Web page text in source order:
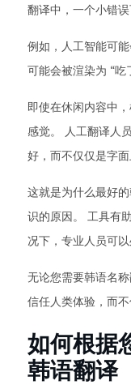
翻译中，一个小错误
例如，人工智能可
可能会被渲染为 “吃
即使在休闲内容中
感觉。 人工翻译人
好，而不仅仅是字面
这就是为什么最好
识的原因。 工具有
况下，专业人员可以
无论您需要韩语名
信任人类体验，而不
如何根据
韩语翻译